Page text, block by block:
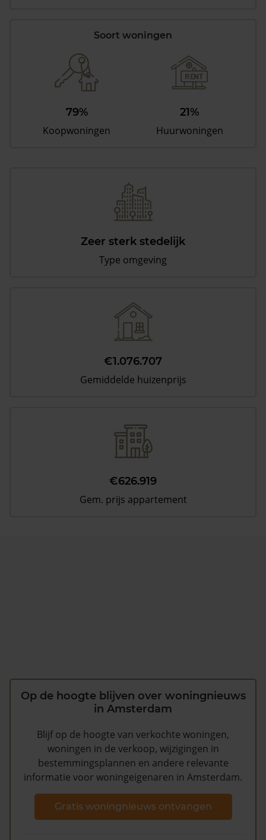
Soort woningen
79%
Koopwoningen
21%
Huurwoningen
Zeer sterk stedelijk
Type omgeving
€1.076.707
Gemiddelde huizenprijs
€626.919
Gem. prijs appartement
Op de hoogte blijven over woningnieuws
in Amsterdam
Blijf op de hoogte van verkochte woningen,
woningen in de verkoop, wijzigingen in
bestemmingsplannen en andere relevante
informatie voor woningeigenaren in Amsterdam.
Gratis woningnieuws ontvangen